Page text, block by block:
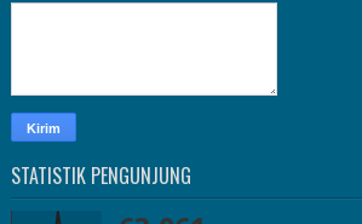
STATISTIK PENGUNJUNG